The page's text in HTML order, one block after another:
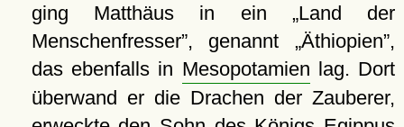
ging Matthäus in ein
Land der
Menschenfresser , genannt Äthiopien ,
das ebenfalls in Mesopotamien lag. Dort
überwand er die Drachen der Zauberer,